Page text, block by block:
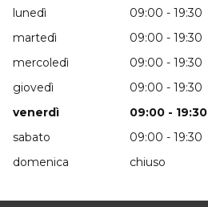
lunedì
09:00 - 19:30
martedì
09:00 - 19:30
mercoledì
09:00 - 19:30
giovedì
09:00 - 19:30
venerdì
09:00 - 19:30
sabato
09:00 - 19:30
domenica
chiuso